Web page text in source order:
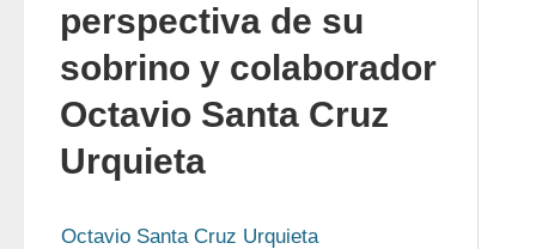
perspectiva de su
sobrino y colaborador
Octavio Santa Cruz
Urquieta
Octavio Santa Cruz Urquieta